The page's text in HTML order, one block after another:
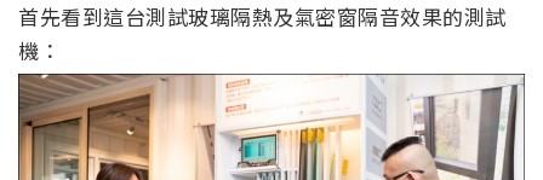
首先看到這台測試玻璃隔熱及氣密窗隔音效果的測試
機：